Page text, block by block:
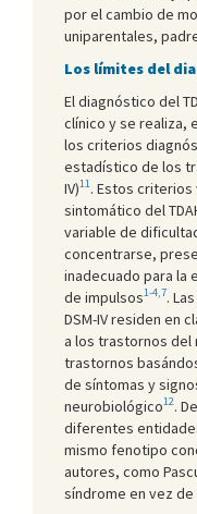
por el cambio de
uniparentales,
Los límites del
El diagnóstico del
clínico y se realiza,
los criterios
estadístico de los
IV)11. Estos criterios
sintomático del
variable de
concentrarse,
inadecuado para la
de impulsos1-4,7.
DSM-IV residen en
a los trastornos del
trastornos
de síntomas y
neurobiológico12.
diferentes
mismo fenotipo
autores, como
síndrome en vez de